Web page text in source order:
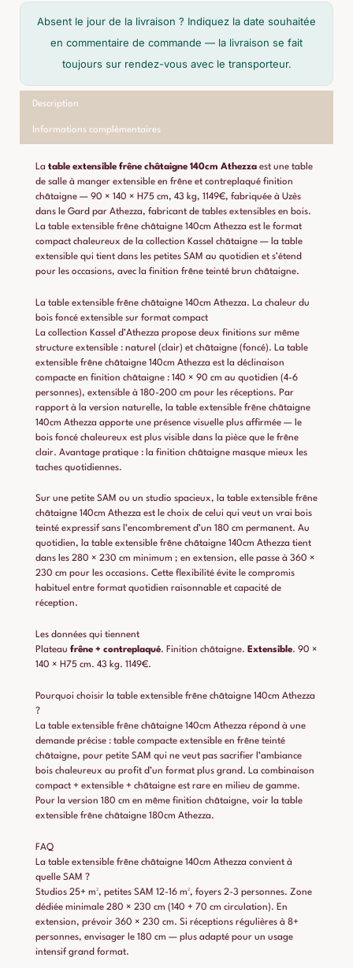
Kassel
Athezza
Absent le jour de la livraison ? Indiquez la date souhaitée
en commentaire de commande — la livraison se fait
toujours sur rendez-vous avec le transporteur.
Description
Informations complémentaires
La table extensible frêne châtaigne 140cm Athezza est une table
de salle à manger extensible en frêne et contreplaqué finition
châtaigne — 90 × 140 × H75 cm, 43 kg, 1149€, fabriquée à Uzès
dans le Gard par Athezza, fabricant de tables extensibles en bois.
La table extensible frêne châtaigne 140cm Athezza est le format
compact chaleureux de la collection Kassel châtaigne — la table
extensible qui tient dans les petites SAM au quotidien et s’étend
pour les occasions, avec la finition frêne teinté brun châtaigne.
La table extensible frêne châtaigne 140cm Athezza. La chaleur du
bois foncé extensible sur format compact
La collection Kassel d’Athezza propose deux finitions sur même
structure extensible : naturel (clair) et châtaigne (foncé). La table
extensible frêne châtaigne 140cm Athezza est la déclinaison
compacte en finition châtaigne : 140 × 90 cm au quotidien (4-6
personnes), extensible à 180-200 cm pour les réceptions. Par
rapport à la version naturelle, la table extensible frêne châtaigne
140cm Athezza apporte une présence visuelle plus affirmée — le
bois foncé chaleureux est plus visible dans la pièce que le frêne
clair. Avantage pratique : la finition châtaigne masque mieux les
taches quotidiennes.
Sur une petite SAM ou un studio spacieux, la table extensible frêne
châtaigne 140cm Athezza est le choix de celui qui veut un vrai bois
teinté expressif sans l’encombrement d’un 180 cm permanent. Au
quotidien, la table extensible frêne châtaigne 140cm Athezza tient
dans les 280 × 230 cm minimum ; en extension, elle passe à 360 ×
230 cm pour les occasions. Cette flexibilité évite le compromis
habituel entre format quotidien raisonnable et capacité de
réception.
Les données qui tiennent
Plateau frêne + contreplaqué. Finition châtaigne. Extensible. 90 ×
140 × H75 cm. 43 kg. 1149€.
Pourquoi choisir la table extensible frêne châtaigne 140cm Athezza
?
La table extensible frêne châtaigne 140cm Athezza répond à une
demande précise : table compacte extensible en frêne teinté
châtaigne, pour petite SAM qui ne veut pas sacrifier l’ambiance
bois chaleureux au profit d’un format plus grand. La combinaison
compact + extensible + châtaigne est rare en milieu de gamme.
Pour la version 180 cm en même finition châtaigne, voir la table
extensible frêne châtaigne 180cm Athezza.
FAQ
La table extensible frêne châtaigne 140cm Athezza convient à
quelle SAM ?
Studios 25+ m², petites SAM 12-16 m², foyers 2-3 personnes. Zone
dédiée minimale 280 × 230 cm (140 + 70 cm circulation). En
extension, prévoir 360 × 230 cm. Si réceptions régulières à 8+
personnes, envisager le 180 cm — plus adapté pour un usage
intensif grand format.